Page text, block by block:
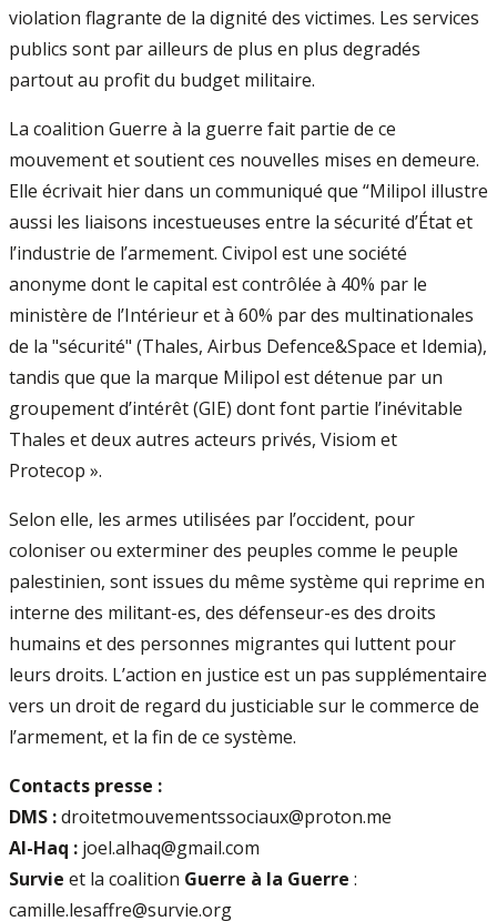
violation flagrante de la dignité des victimes. Les services
publics sont par ailleurs de plus en plus degradés
partout au profit du budget militaire.
La coalition Guerre à la guerre fait partie de ce
mouvement et soutient ces nouvelles mises en demeure.
Elle écrivait hier dans un communiqué que “Milipol illustre
aussi les liaisons incestueuses entre la sécurité d’État et
l’industrie de l’armement. Civipol est une société
anonyme dont le capital est contrôlée à 40% par le
ministère de l’Intérieur et à 60% par des multinationales
de la "sécurité" (Thales, Airbus Defence&Space et Idemia),
tandis que que la marque Milipol est détenue par un
groupement d’intérêt (GIE) dont font partie l’inévitable
Thales et deux autres acteurs privés, Visiom et
Protecop ».
Selon elle, les armes utilisées par l’occident, pour
coloniser ou exterminer des peuples comme le peuple
palestinien, sont issues du même système qui reprime en
interne des militant-es, des défenseur-es des droits
humains et des personnes migrantes qui luttent pour
leurs droits. L’action en justice est un pas supplémentaire
vers un droit de regard du justiciable sur le commerce de
l’armement, et la fin de ce système.
Contacts presse :
DMS :droitetmouvementssociaux@proton.me
Al-Haq : joel.alhaq@gmail.com
Survie et la coalition Guerre à la Guerre :
camille.lesaffre@survie.org